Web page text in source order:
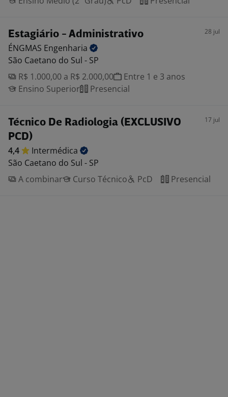
Estagiário - Administrativo 28 jul
ÉNGMAS Engenharia
São Caetano do Sul - SP
R$ 1.000,00 a R$ 2.000,00
Entre 1 e 3 anos
Ensino Superior
Presencial
Técnico De Radiologia (EXCLUSIVO
PCD)
17 jul
4,4
Intermédica
São Caetano do Sul - SP
A combinar
Curso Técnico PcD Presencial